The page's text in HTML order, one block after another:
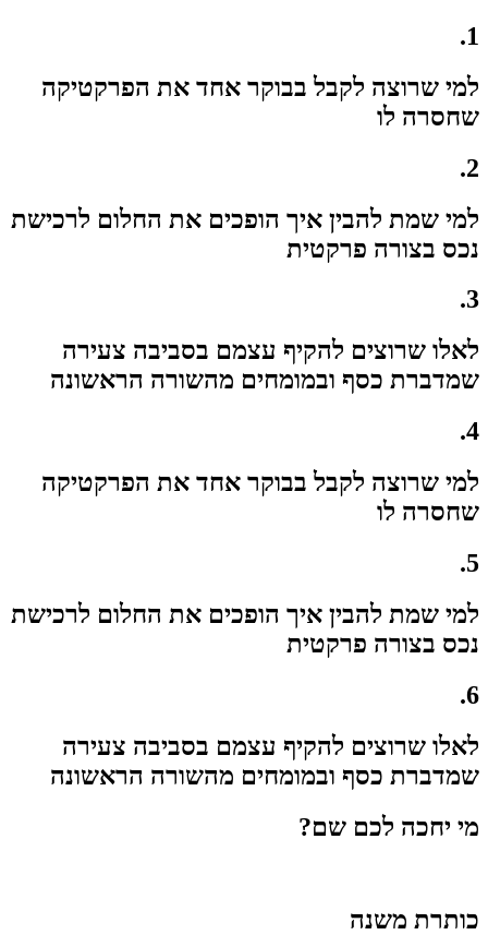
1.
למי שרוצה לקבל בבוקר אחד את הפרקטיקה
שחסרה לו
2.
למי שמת להבין איך הופכים את החלום לרכישת
נכס בצורה פרקטית
3.
לאלו שרוצים להקיף עצמם בסביבה צעירה
שמדברת כסף ובמומחים מהשורה הראשונה
4.
למי שרוצה לקבל בבוקר אחד את הפרקטיקה
שחסרה לו
5.
למי שמת להבין איך הופכים את החלום לרכישת
נכס בצורה פרקטית
6.
לאלו שרוצים להקיף עצמם בסביבה צעירה
שמדברת כסף ובמומחים מהשורה הראשונה
מי יחכה לכם שם?
כותרת משנה